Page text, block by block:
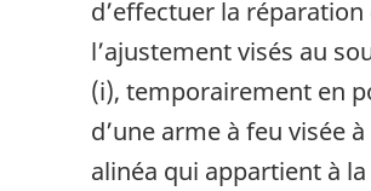
d’effectuer la réparation
l’ajustement visés au
(i), temporairement en
d’une arme à feu visée
alinéa qui appartient à